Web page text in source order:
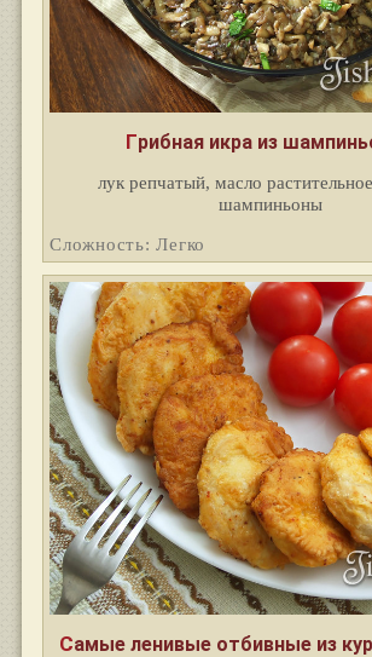
Грибная икра из
лук репчатый, масло
шампиньоны
Сложность: Легко
Самые ленивые отбивные из